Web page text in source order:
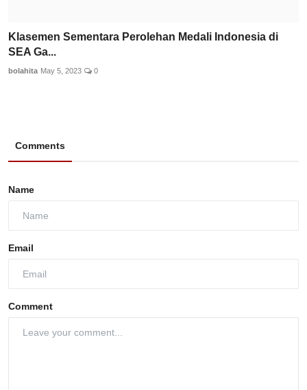
Klasemen Sementara Perolehan Medali Indonesia di
SEA Ga...
bolahita May 5, 2023 0
Comments
Name
Email
Comment